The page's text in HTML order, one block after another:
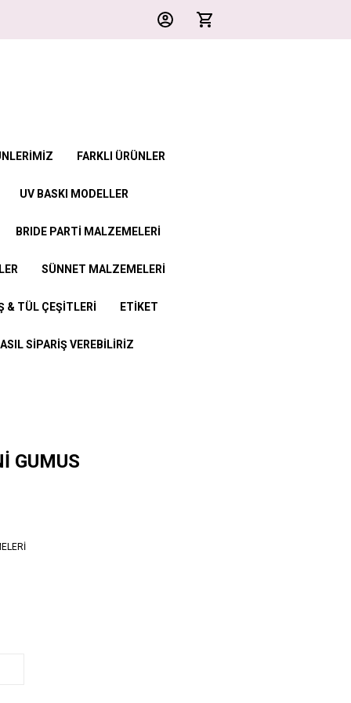
FARKLI ÜRÜNLER
UV BASKI MODELLER
BRIDE PARTİ MALZEMELERİ
SÜNNET MALZEMELERİ
& TÜL ÇEŞİTLERİ ETİKET
SİPARİŞ VEREBİLİRİZ
GUMUS